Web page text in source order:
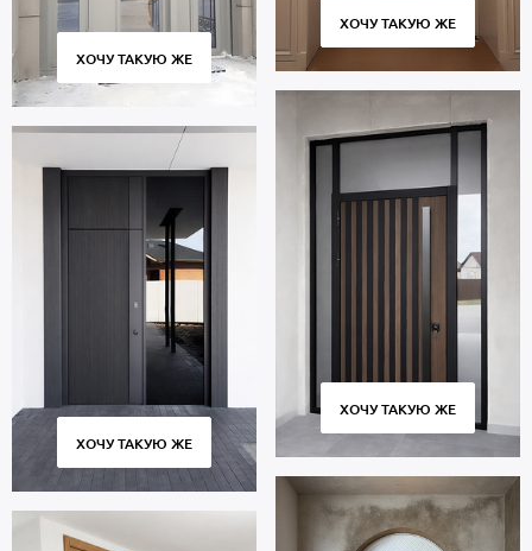
ХОЧУ ТАКУЮ ЖЕ
ХОЧУ ТАКУЮ ЖЕ
ХОЧУ ТАКУЮ ЖЕ
ХОЧУ ТАКУЮ ЖЕ